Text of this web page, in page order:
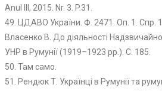
Anul III, 2015. Nr. 3. P.31.
49. ЦДАВО України. Ф. 2471. Оп. 1. Спр.
Власенко В. До діяльності
УНР в Румунії (1919–1923 рр.). С. 185.
50. Там само.
51. Рендюк Т. Українці в Румунії та